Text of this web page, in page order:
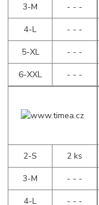
3-M
- - -
4-L
- - -
5-XL
- - -
6-XXL
- - -
2-S
2 ks
3-M
- - -
4-L
- - -